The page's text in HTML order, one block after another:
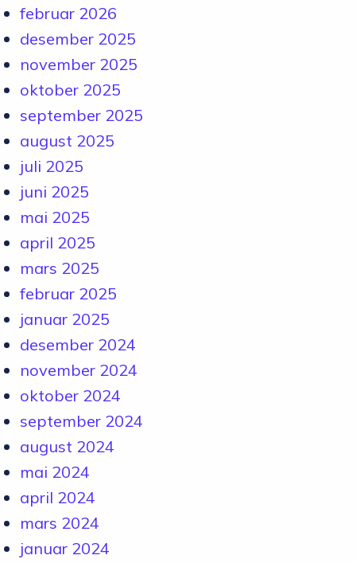
februar 2026
desember 2025
november 2025
oktober 2025
september 2025
august 2025
juli 2025
juni 2025
mai 2025
april 2025
mars 2025
februar 2025
januar 2025
desember 2024
november 2024
oktober 2024
september 2024
august 2024
mai 2024
april 2024
mars 2024
januar 2024